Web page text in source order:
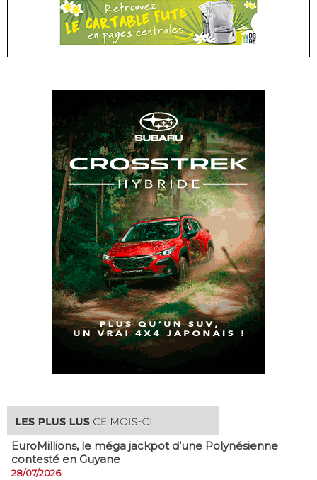
EuroMillions, ​le méga jackpot d’une Polynésienne
contesté en Guyane
28/07/2026